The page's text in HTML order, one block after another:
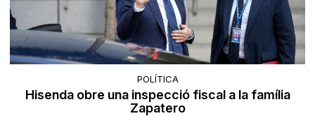
POLÍTICA
Hisenda obre una inspecció fiscal a la família
Zapatero